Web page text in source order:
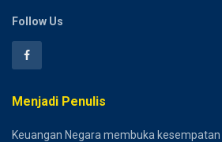
Follow Us
Menjadi Penulis
Keuangan Negara membuka